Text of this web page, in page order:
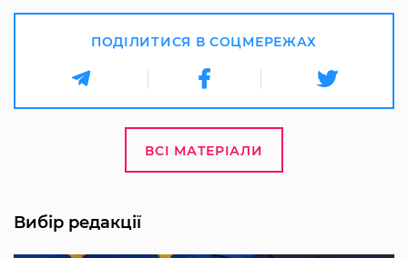
ПОДІЛИТИСЯ В СОЦМЕРЕЖАХ
ВСІ МАТЕРІАЛИ
Вибір редакції